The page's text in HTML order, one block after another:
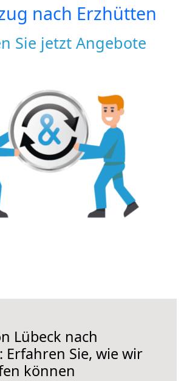
nach Erzhütten
Sie jetzt Angebote
Lübeck nach
Erfahren Sie, wie wir
können